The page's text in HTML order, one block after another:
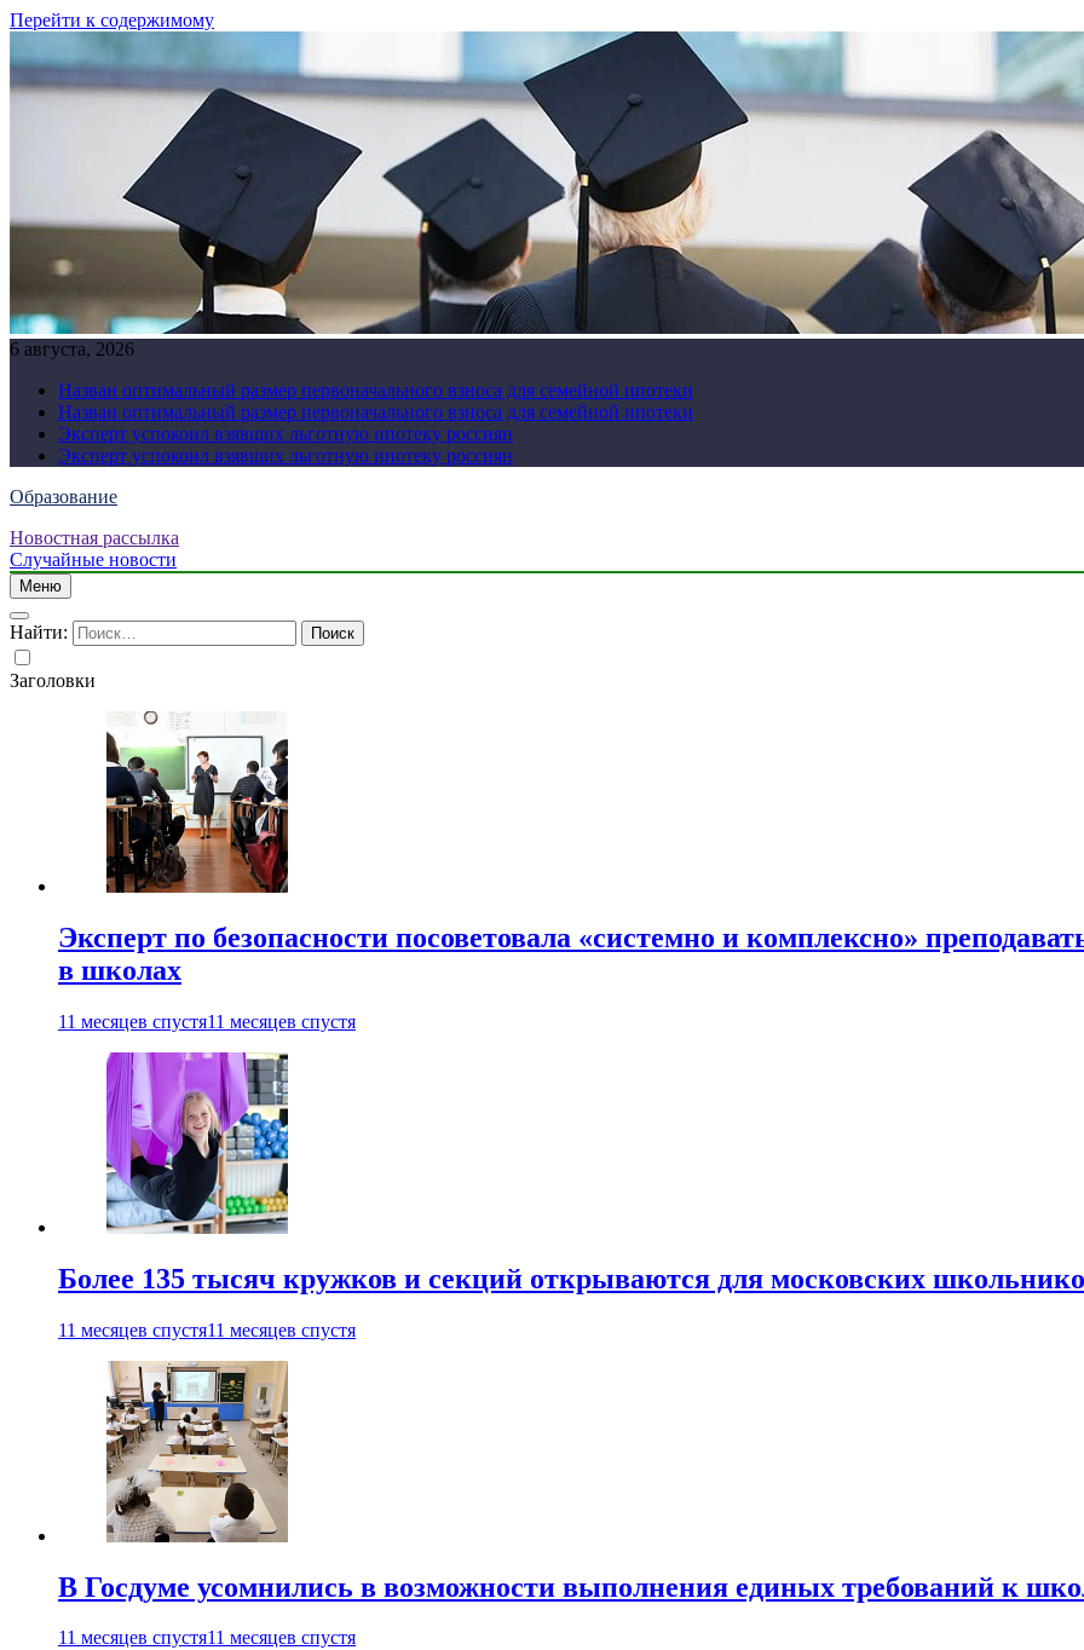
Перейти к содержимому
6 августа, 2026
Назван оптимальный размер первоначального взноса для семейной ипотеки
Назван оптимальный размер первоначального взноса для семейной ипотеки
Эксперт успокоил взявших льготную ипотеку россиян
Эксперт успокоил взявших льготную ипотеку россиян
Образование
Новостная рассылка
Случайные новости
Меню
Найти:
Заголовки
Эксперт по безопасности посоветовала «системно и комплексно»
в школах
11 месяцев спустя11 месяцев спустя
Более 135 тысяч кружков и секций открываются для московских
11 месяцев спустя11 месяцев спустя
В Госдуме усомнились в возможности выполнения единых требований к
11 месяцев спустя11 месяцев спустя